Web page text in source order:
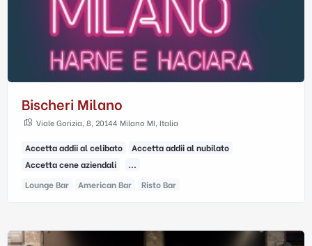
Bischeri Milano
Viale Gorizia, 8, 20144 Milano MI, Italia
Accetta addii al celibato
Accetta addii al nubilato
Accetta cene aziendali
...
Lounge Bar
American Bar Risto Bar